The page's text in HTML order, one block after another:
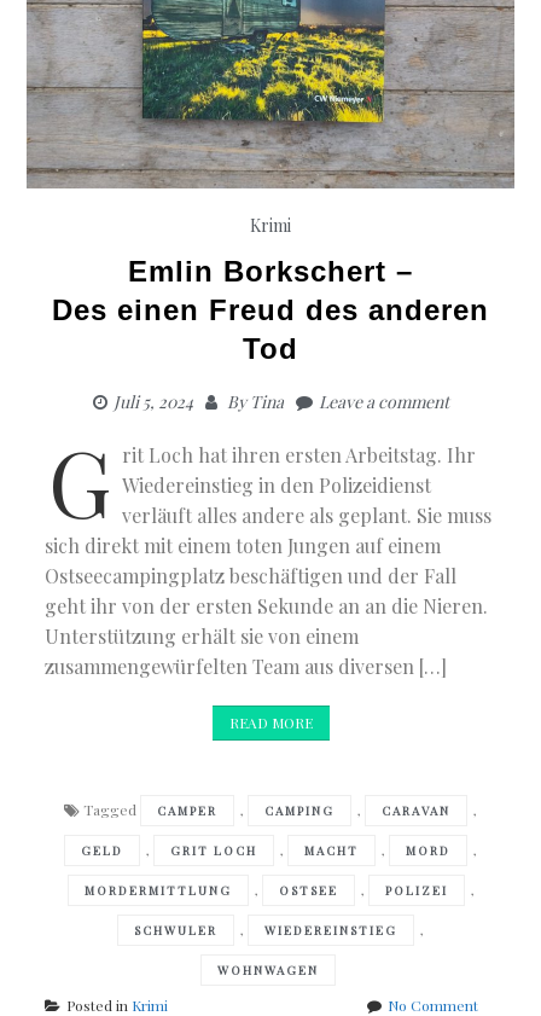
Krimi
Emlin Borkschert –
Des einen Freud des anderen
Tod
Juli 5, 2024 ByTina Leave a comment
G rit Loch hat ihren ersten Arbeitstag. Ihr
Wiedereinstieg in den Polizeidienst
verläuft alles andere als geplant. Sie muss
sich direkt mit einem toten Jungen auf einem
Ostseecampingplatz beschäftigen und der Fall
geht ihr von der ersten Sekunde an an die Nieren.
Unterstützung erhält sie von einem
zusammengewürfelten Team aus diversen […]
READ MORE
Tagged CAMPER , CAMPING , CARAVAN ,
GELD , GRIT LOCH , MACHT , MORD ,
MORDERMITTLUNG , OSTSEE , POLIZEI ,
SCHWULER , WIEDEREINSTIEG ,
WOHNWAGEN
Posted in Krimi No Commenton